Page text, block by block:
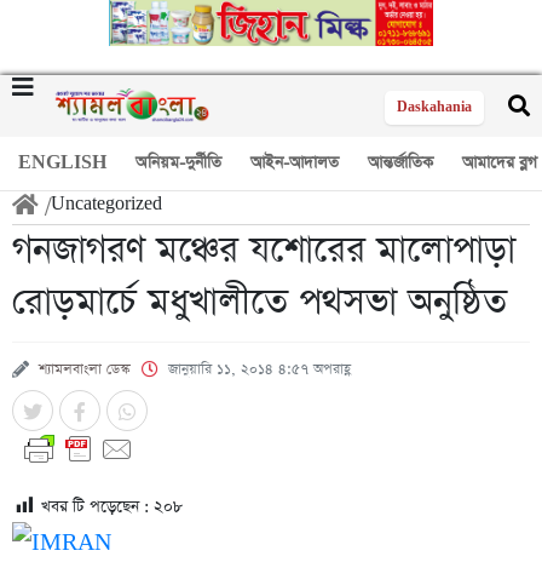
Daskahania
ENGLISH অনিয়ম-দুর্নীতি আইন-আদালত আন্তর্জাতিক আমাদের ব্লগ
/Uncategorized
গনজাগরণ মঞ্চের যশোরের মালোপাড়া
রোড়মার্চে মধুখালীতে পথসভা অনুষ্ঠিত
শ্যামলবাংলা ডেস্ক জানুয়ারি ১১, ২০১৪ ৪:৫৭ অপরাহ্ণ
খবর টি পড়েছেন : ২০৮